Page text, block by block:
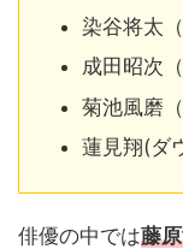
染谷将太
成田昭次
菊池風磨（
蓮見翔(ダ
俳優の中では藤